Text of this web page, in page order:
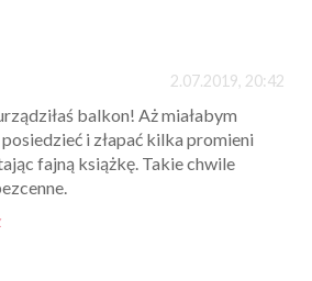
2.07.2019, 20:42
balkon! Aż miałabym
i złapać kilka promieni
fajną książkę. Takie chwile